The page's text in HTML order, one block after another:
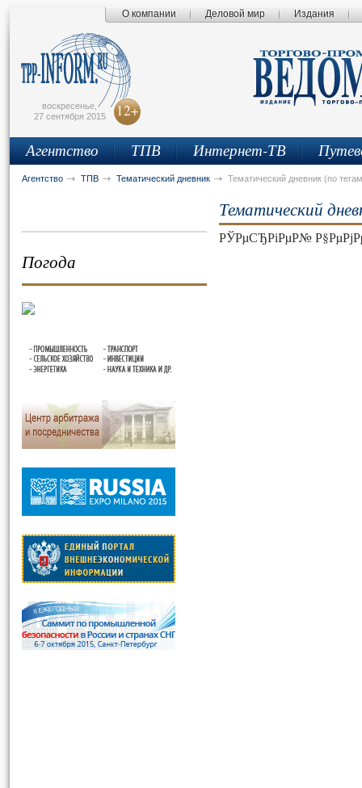
О компании Деловой мир Издания
воскресенье,
27 сентября 2015
12+
Агентство ТПВ Интернет-ТВ
Агентство ТПВ Тематический дневник Тематический дневник (по
Погода
Тематический
РЎРµСЂРіРµР№